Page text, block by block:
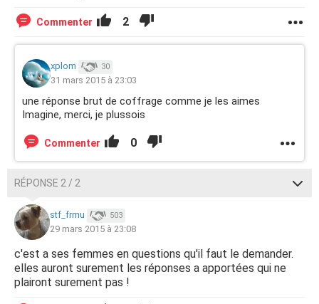
Commenter 2
xplom 30
31 mars 2015 à 23:03
une réponse brut de coffrage comme je les aimes
Imagine, merci, je plussois
Commenter 0
RÉPONSE 2 / 2
stf_frmu 503
29 mars 2015 à 23:08
c'est a ses femmes en questions qu'il faut le demander.
elles auront surement les réponses a apportées qui ne
plairont surement pas !